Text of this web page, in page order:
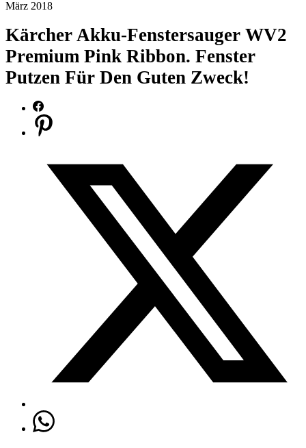
März 2018
Kärcher Akku-Fenstersauger WV2
Premium Pink Ribbon. Fenster
Putzen Für Den Guten Zweck!